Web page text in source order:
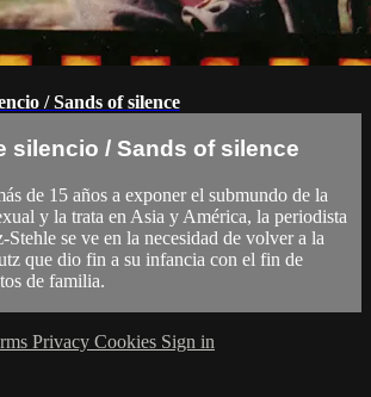
/ Sands of silence
silencio / Sands of silence
de 15 años a exponer el submundo de la
y la trata en Asia y América, la periodista
se ve en la necesidad de volver a la
que dio fin a su infancia con el fin de
de familia.
Privacy Cookies Sign in